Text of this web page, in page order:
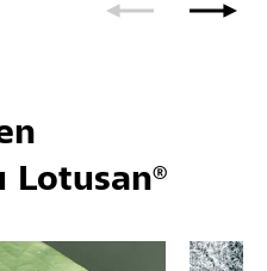
Lotusan®